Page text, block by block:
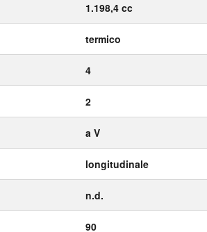
1.198,4 cc
termico
4
2
a V
longitudinale
n.d.
90